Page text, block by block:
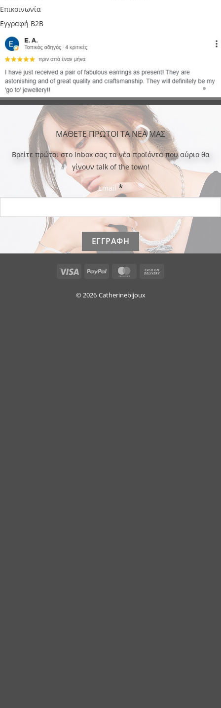
Επικοινωνία
Εγγραφή B2B
ΜΑΘΕΤΕ ΠΡΩΤΟΙ ΤΑ ΝΕΑ ΜΑΣ
Bρείτε πρώτοι στο Inbox σας τα νέα προϊόντα που αύριο θα
γίνουν talk of the town!
Email *
Visa PayPal MasterCard
© 2026 Catherinebijoux